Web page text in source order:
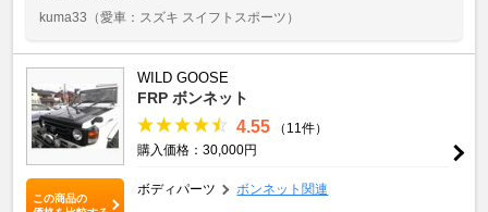
kuma33 （愛車：スズキ スイフトスポーツ）
この商品の
WILD GOOSE
FRP ボンネット
4.55
（11件）
購入価格：30,000円
ボディパーツ ボンネット関連